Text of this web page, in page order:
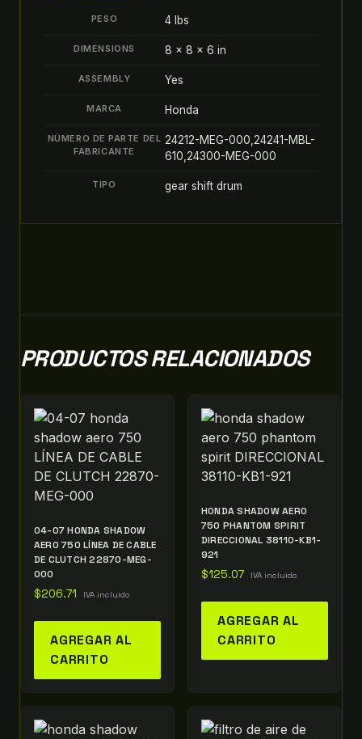
PESO 4 lbs
DIMENSIONS 8 × 8 × 6 in
ASSEMBLY Yes
MARCA Honda
NÚMERO DE PARTE DEL
FABRICANTE
24212-MEG-000,24241-MBL-
610,24300-MEG-000
TIPO gear shift drum
PRODUCTOS RELACIONADOS
04-07 HONDA SHADOW
AERO 750 LÍNEA DE CABLE
DE CLUTCH 22870-MEG-
000
$206.71 IVA incluido
AGREGAR AL
CARRITO
HONDA SHADOW AERO
750 PHANTOM SPIRIT
DIRECCIONAL 38110-KB1-
921
$125.07 IVA incluido
AGREGAR AL
CARRITO